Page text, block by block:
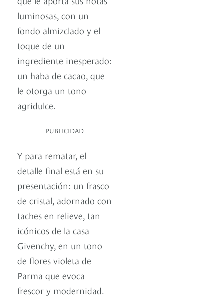
luminosas, con un
fondo almizclado y el
toque de un
ingrediente inesperado:
un haba de cacao, que
le otorga un tono
agridulce.
PUBLICIDAD
Y para rematar, el
detalle final está en su
presentación: un frasco
de cristal, adornado con
taches en relieve, tan
icónicos de la casa
Givenchy, en un tono
de flores violeta de
Parma que evoca
frescor y modernidad.